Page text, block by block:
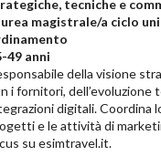
tecniche e
magistrale/a ciclo
49 anni
della visione
i fornitori, dell’evoluzione
digitali. Coordina
e le attività di
su esimtravel.it.